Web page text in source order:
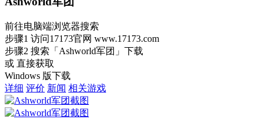
前往电脑端浏览器搜索
步骤1 访问17173官网 www.17173.com
步骤2 搜索 「Ashworld军团」 下载
或 直接获取
Windows 版下载
详细 评价 新闻 相关游戏